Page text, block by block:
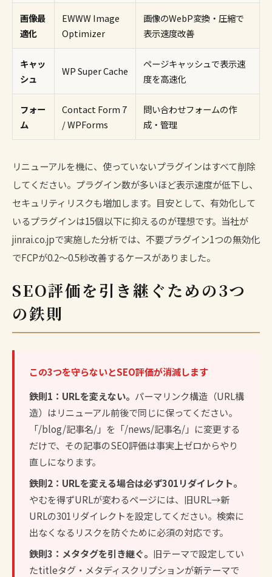
画像最
適化
EWWW Image
Optimizer
画像のWebP変換・圧縮で
表示速度改善
キャッ
シュ
WP Super Cache
ページキャッシュで表示速
度を高速化
フォー
ム
Contact Form 7
/ WPForms
問い合わせフォームの作
成・管理
リニューアルを機に、使っていないプラグインはすべて削除
してください。プラグイン数が多いほど表示速度が低下し、
セキュリティリスクも増加します。目安として、有効化して
いるプラグインは15個以下に抑えるのが理想です。当社が
jinrai.co.jpで実施した分析では、不要プラグイン1つの無効化
でFCPが0.2〜0.5秒改善するケースがありました。
SEO評価を引き継ぐための3つ
の鉄則
この3つを守らないとSEO評価が消滅します
鉄則1：URLを変えない。 パーマリンク構造（URL構
造）はリニューアル前後で同じに保ってください。
「/blog/記事名/」を「/news/記事名/」に変更する
だけで、その記事のSEO評価は事実上ゼロからやり
直しになります。
鉄則2：URLを変える場合は必ず301リダイレクト。
やむを得ずURLが変わるページには、旧URL→新
URLの301リダイレクトを設定してください。 検索に
出なくなるリスクを防ぐために必須の対応です。
鉄則3：メタタグを引き継ぐ。 旧テーマで設定してい
たtitleタグ・メタディスクリプションが新テーマで